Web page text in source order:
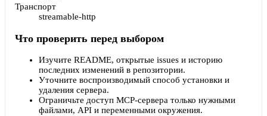
Транспорт
streamable-http
Что проверить перед выбором
Изучите README, открытые issues и историю
последних изменений в репозитории.
Уточните воспроизводимый способ установки и
удаления сервера.
Ограничьте доступ MCP-сервера только нужными
файлами, API и переменными окружения.